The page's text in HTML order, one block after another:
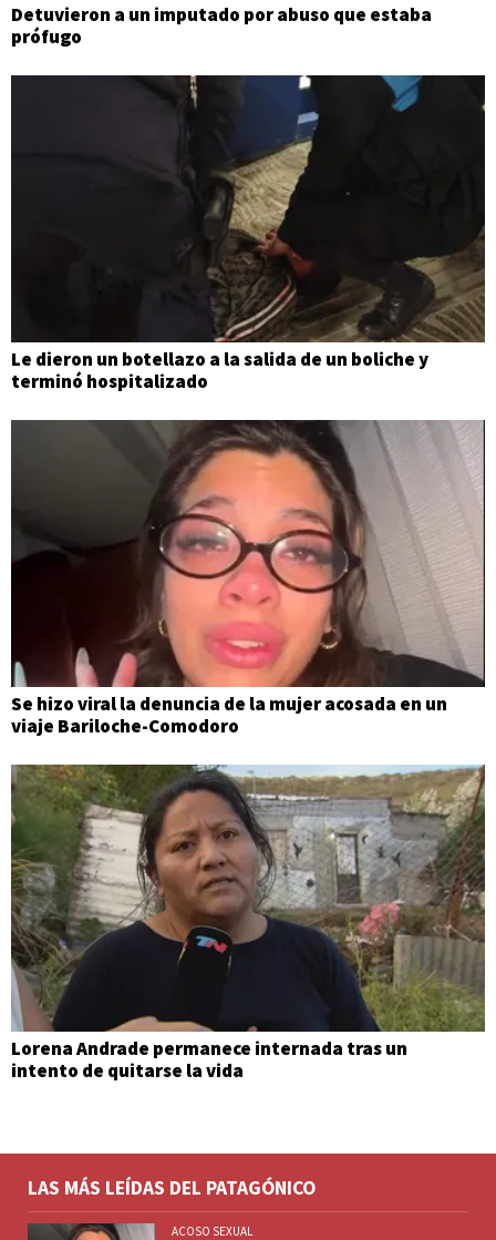
Detuvieron a un imputado por abuso que estaba
prófugo
Le dieron un botellazo a la salida de un boliche y
terminó hospitalizado
Se hizo viral la denuncia de la mujer acosada en un
viaje Bariloche-Comodoro
Lorena Andrade permanece internada tras un
intento de quitarse la vida
LAS MÁS LEÍDAS DEL PATAGÓNICO
ACOSO SEXUAL